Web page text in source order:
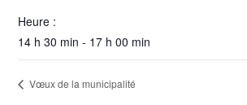
Heure :
14 h 30 min - 17 h 00 min
Vœux de la municipalité